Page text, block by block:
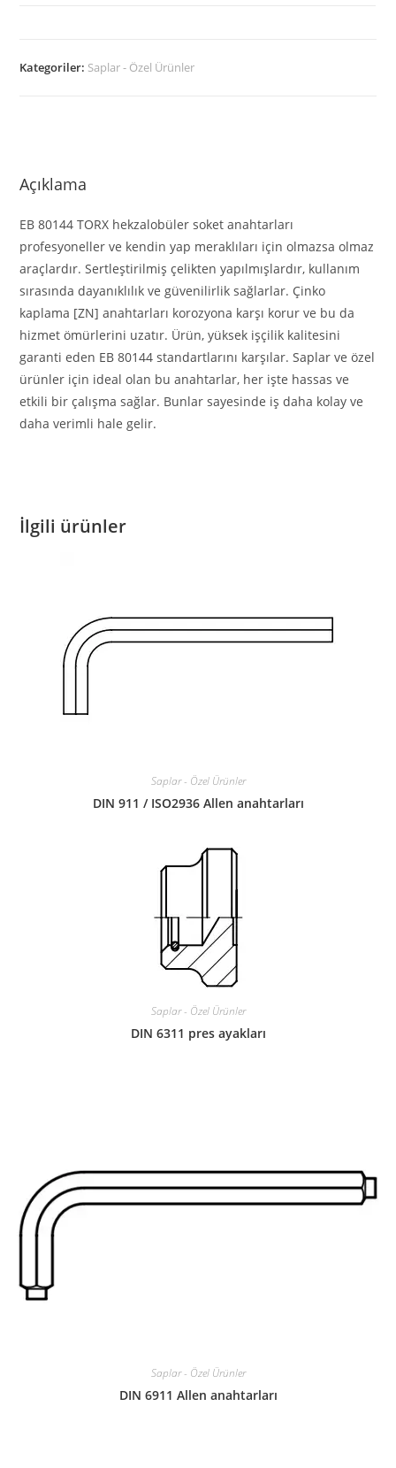
Kategoriler: Saplar - Özel Ürünler
Açıklama
EB 80144 TORX hekzalobüler soket anahtarları
profesyoneller ve kendin yap meraklıları için olmazsa olmaz
araçlardır. Sertleştirilmiş çelikten yapılmışlardır, kullanım
sırasında dayanıklılık ve güvenilirlik sağlarlar. Çinko
kaplama [ZN] anahtarları korozyona karşı korur ve bu da
hizmet ömürlerini uzatır. Ürün, yüksek işçilik kalitesini
garanti eden EB 80144 standartlarını karşılar. Saplar ve özel
ürünler için ideal olan bu anahtarlar, her işte hassas ve
etkili bir çalışma sağlar. Bunlar sayesinde iş daha kolay ve
daha verimli hale gelir.
İlgili ürünler
Saplar - Özel Ürünler
DIN 911 / ISO2936 Allen anahtarları
Saplar - Özel Ürünler
DIN 6311 pres ayakları
Saplar - Özel Ürünler
DIN 6911 Allen anahtarları